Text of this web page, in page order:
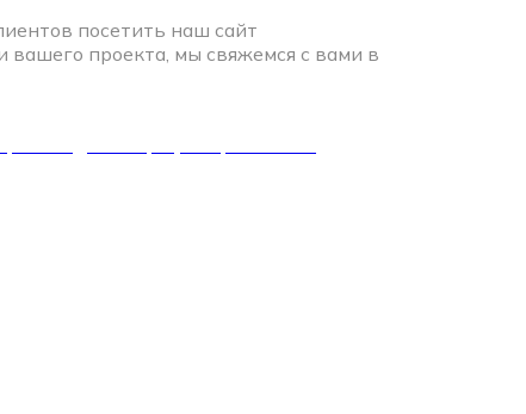
посетить наш сайт
вашего проекта, мы свяжемся с вами в